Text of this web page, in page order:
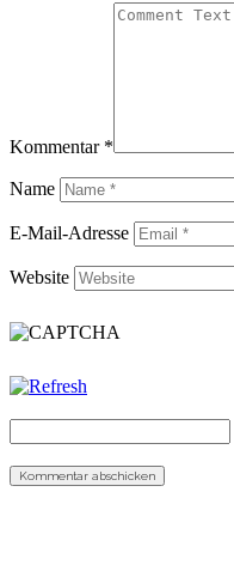
Kommentar *
Name
E-Mail-Adresse
Website